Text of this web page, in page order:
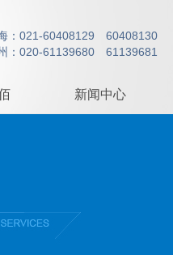
海：021-60408129 60408130
：020-61139680 61139681
新闻中心